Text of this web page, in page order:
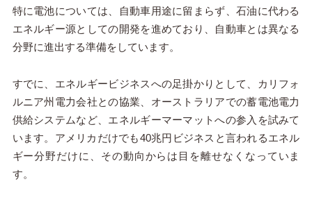
特に電池については、自動車用途に留まらず、石油に代わる
エネルギー源としての開発を進めており、自動車とは異なる
分野に進出する準備をしています。
すでに、エネルギービジネスへの足掛かりとして、カリフォ
ルニア州電力会社との協業、オーストラリアでの蓄電池電力
供給システムなど、エネルギーマーマットへの参入を試みて
います。アメリカだけでも40兆円ビジネスと言われるエネル
ギー分野だけに、その動向からは目を離せなくなっていま
す。